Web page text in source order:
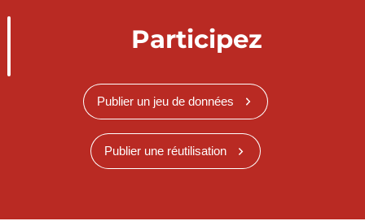
Participez
Publier un jeu de données
Publier une réutilisation